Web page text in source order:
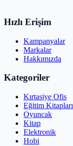
Hızlı Erişim
Kampanyalar
Markalar
Hakkımızda
Kategoriler
Kırtasiye Ofis
Eğitim Kitapları
Oyuncak
Kitap
Elektronik
Hobi